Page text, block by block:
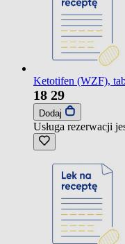
Ketotifen (WZF),
18 29
Dodaj
Usługa rezerwacji